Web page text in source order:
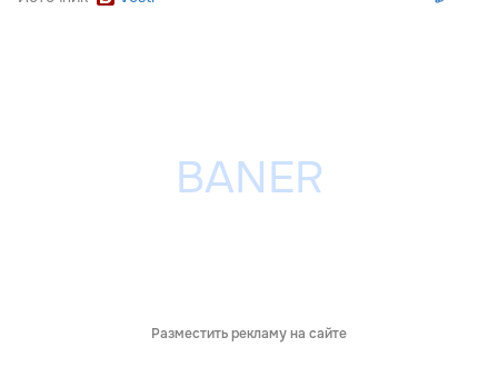
Разместить рекламу на сайте